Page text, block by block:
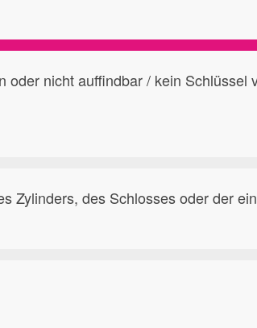
nicht auffindbar / kein
Zylinders, des Schlosses oder der